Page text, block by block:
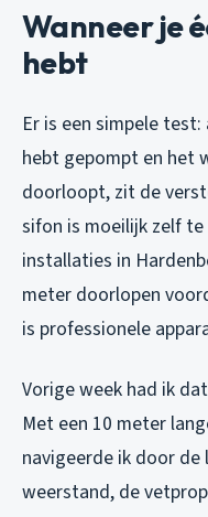
Wanneer je
hebt
Er is een simpele
hebt gepompt en het
doorloopt, zit de
sifon is moeilijk zelf te
installaties in
meter doorlopen
is professionele
Vorige week had ik
Met een 10 meter
navigeerde ik door
weerstand, de